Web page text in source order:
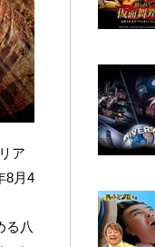
ア
8月4
る八